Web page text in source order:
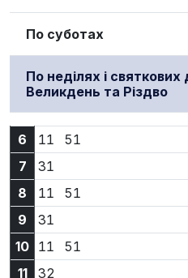
По суботах
По неділях і святкових
Великдень та Різдво
6 11 6:11
51
7
31
8
11 8:11
51
9
31
10 11 10:11
51
11
32